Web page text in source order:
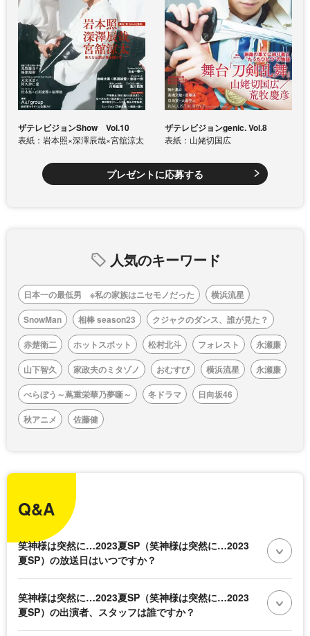
ザテレビジョンShow Vol.10
表紙：岩本照×深澤辰哉×宮舘涼太
ザテレビジョンgenic. Vol.8
表紙：山姥切国広
プレゼントに応募する
人気のキーワード
日本一の最低男 ※私の家族はニセモノだった
横浜流星
SnowMan
相棒 season23
クジャクのダンス、誰が見た？
赤楚衛二
ホットスポット 松村北斗 フォレスト
永瀬廉
山下智久
家政夫のミタゾノ おむすび 横浜流星
永瀬廉
べらぼう～蔦重栄華乃夢噺～
冬ドラマ
日向坂46
秋アニメ
佐藤健
Q&A
笑神様は突然に…2023夏SP（笑神様は突然に…2023
夏SP）の放送日はいつですか？
笑神様は突然に…2023夏SP（笑神様は突然に…2023
夏SP）の出演者、スタッフは誰ですか？